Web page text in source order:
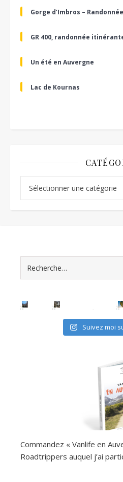
Gorge d’Imbros –
GR 400, randonnée
Un été en Auvergne
Lac de Kournas
Suivez moi
Commandez « Vanlife en
Roadtrippers auquel j’ai